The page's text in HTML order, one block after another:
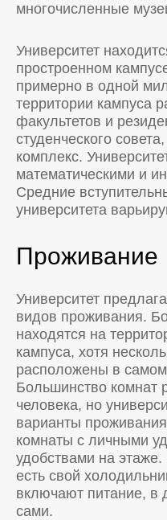
многочисленные
Университет
простроенном
примерно в одной
территории кампуса
факультетов и
студенческого
комплекс.
математическими и
Средние
университета
Проживание
Университет
видов проживания.
находятся на
кампуса, хотя
расположены в
Большинство комнат
человека, но
варианты
комнаты с личными
удобствами на
есть свой
включают питание, в
сами.